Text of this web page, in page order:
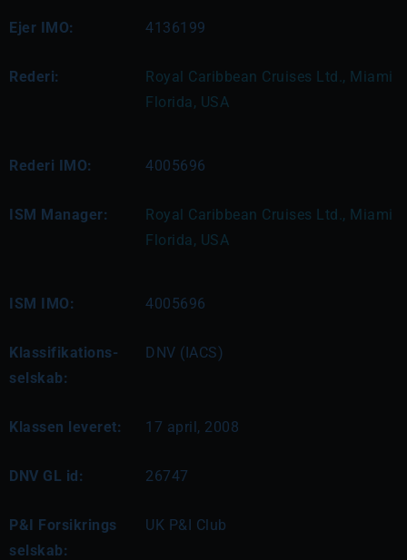
Ejer IMO: 4136199
Rederi:
Royal Caribbean Cruises Ltd., Miami
Florida, USA
Rederi IMO: 4005696
ISM Manager:
Royal Caribbean Cruises Ltd., Miami
Florida, USA
ISM IMO: 4005696
Klassifikations-
selskab:
DNV (IACS)
Klassen leveret: 17 april, 2008
DNV GL id: 26747
P&I Forsikrings
selskab:
UK P&I Club